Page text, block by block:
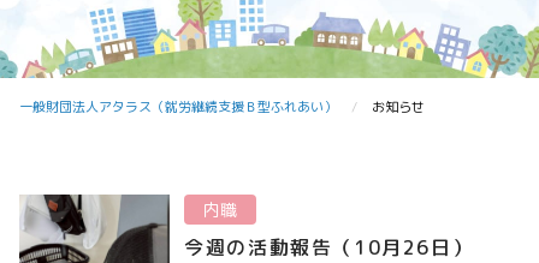
一般財団法人アタラス（就労継続支援Ｂ型ふれあい） お知らせ
内職
今週の活動報告（10月26日）